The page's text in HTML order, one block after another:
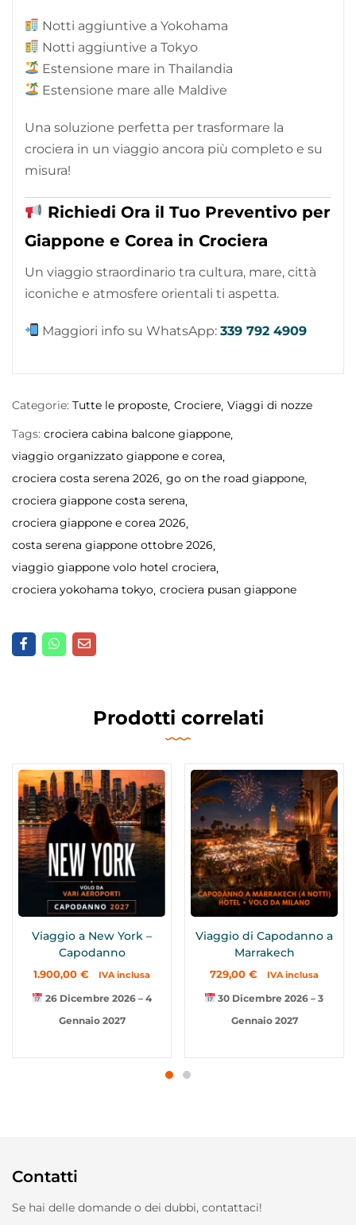
Notti aggiuntive a Yokohama
Notti aggiuntive a Tokyo
Estensione mare in Thailandia
Estensione mare alle Maldive
Una soluzione perfetta per trasformare la
crociera in un viaggio ancora più completo e su
misura!
Richiedi Ora il Tuo Preventivo per
Giappone e Corea in Crociera
Un viaggio straordinario tra cultura, mare, città
iconiche e atmosfere orientali ti aspetta.
Maggiori info su WhatsApp:339 792 4909
Categorie: Tutte le proposte Crociere Viaggi di nozze
Tags: crociera cabina balcone giappone
viaggio organizzato giappone e corea
crociera costa serena 2026 go on the road giappone
crociera giappone costa serena
crociera giappone e corea 2026
costa serena giappone ottobre 2026
viaggio giappone volo hotel crociera
crociera yokohama tokyo crociera pusan giappone
Prodotti correlati
Viaggio a New York –
Capodanno
1.900,00 € IVA inclusa
26 Dicembre 2026 – 4
Gennaio 2027
Viaggio di Capodanno a
Marrakech
729,00 € IVA inclusa
30 Dicembre 2026 – 3
Gennaio 2027
Contatti
Se hai delle domande o dei dubbi, contattaci!